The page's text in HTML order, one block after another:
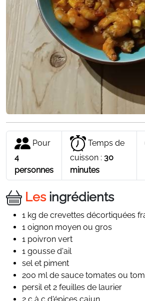
Pour
4
personnes
Temps de
cuisson : 30
minutes
Lesingrédients
1 kg de crevettes décortiquées
1 oignon moyen ou gros
1 poivron vert
1 gousse d'ail
sel et piment
200 ml de sauce tomates ou
persil et 2 feuilles de laurier